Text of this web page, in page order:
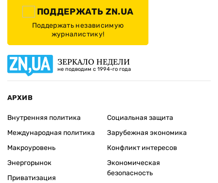
ПОДДЕРЖАТЬ ZN.UA
Поддержать независимую
журналистику!
ЗЕРКАЛО НЕДЕЛИ
не подводим с 1994-го года
АРХИВ
Внутренняя политика
Международная политика
Макроуровень
Энергорынок
Приватизация
Социальная защита
Зарубежная экономика
Конфликт интересов
Экономическая
безопасность